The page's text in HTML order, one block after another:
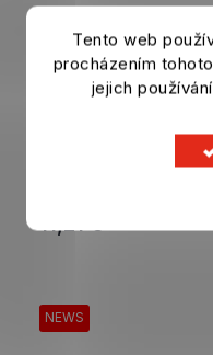
Tento web
procházením
jejich
Láhev
11,21 €
NEWS